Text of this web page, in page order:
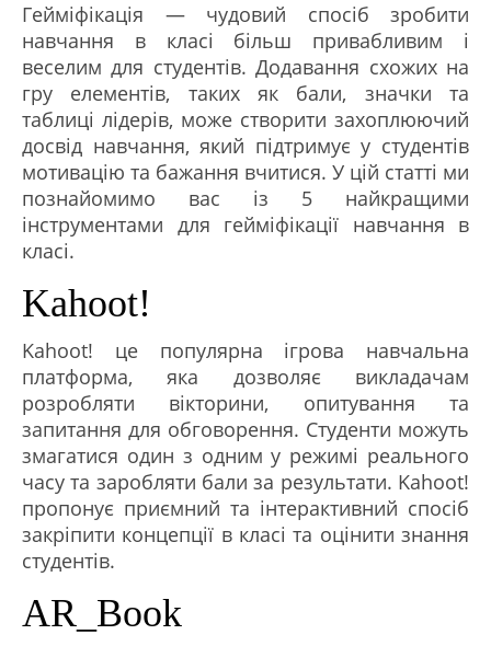
Гейміфікація — чудовий спосіб зробити
навчання в класі більш привабливим і
веселим для студентів. Додавання схожих на
гру елементів, таких як бали, значки та
таблиці лідерів, може створити захоплюючий
досвід навчання, який підтримує у студентів
мотивацію та бажання вчитися. У цій статті ми
познайомимо вас із 5 найкращими
інструментами для гейміфікації навчання в
класі.
Kahoot!
Kahoot! це популярна ігрова навчальна
платформа, яка дозволяє викладачам
розробляти вікторини, опитування та
запитання для обговорення. Студенти можуть
змагатися один з одним у режимі реального
часу та заробляти бали за результати. Kahoot!
пропонує приємний та інтерактивний спосіб
закріпити концепції в класі та оцінити знання
студентів.
AR_Book